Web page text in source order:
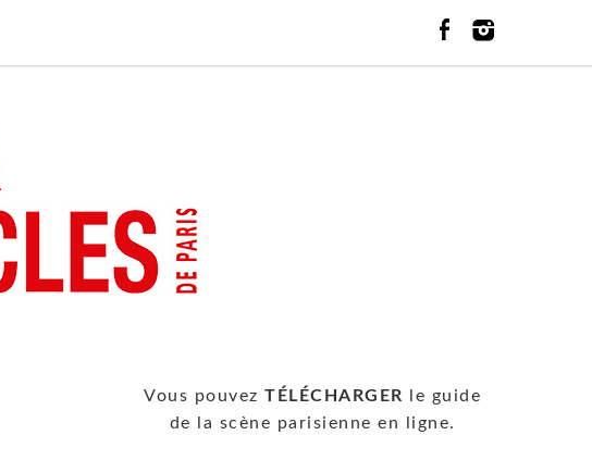
Vous pouvez TÉLÉCHARGER le guide
de la scène parisienne en ligne.